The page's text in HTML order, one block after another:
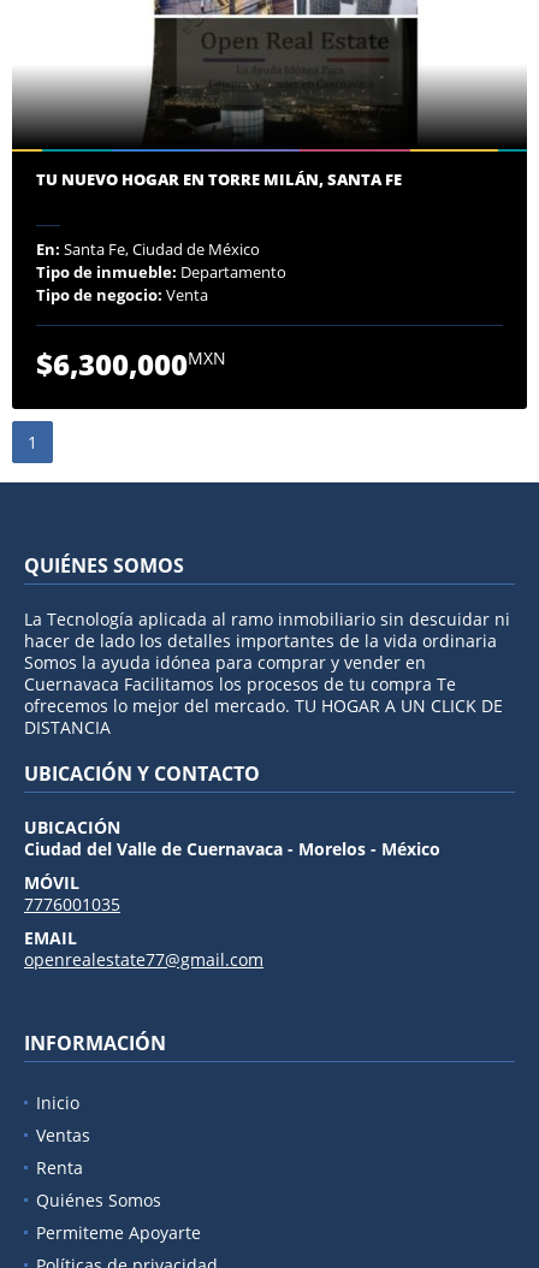
TU NUEVO HOGAR EN TORRE MILÁN, SANTA FE
En: Santa Fe, Ciudad de México
Tipo de inmueble: Departamento
Tipo de negocio: Venta
$6,300,000MXN
1
QUIÉNES SOMOS
La Tecnología aplicada al ramo inmobiliario sin descuidar ni
hacer de lado los detalles importantes de la vida ordinaria
Somos la ayuda idónea para comprar y vender en
Cuernavaca Facilitamos los procesos de tu compra Te
ofrecemos lo mejor del mercado. TU HOGAR A UN CLICK DE
DISTANCIA
UBICACIÓN Y CONTACTO
UBICACIÓN
Ciudad del Valle de Cuernavaca - Morelos - México
MÓVIL
7776001035
EMAIL
openrealestate77@gmail.com
INFORMACIÓN
Inicio
Ventas
Renta
Quiénes Somos
Permiteme Apoyarte